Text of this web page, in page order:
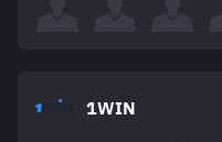
1WIN